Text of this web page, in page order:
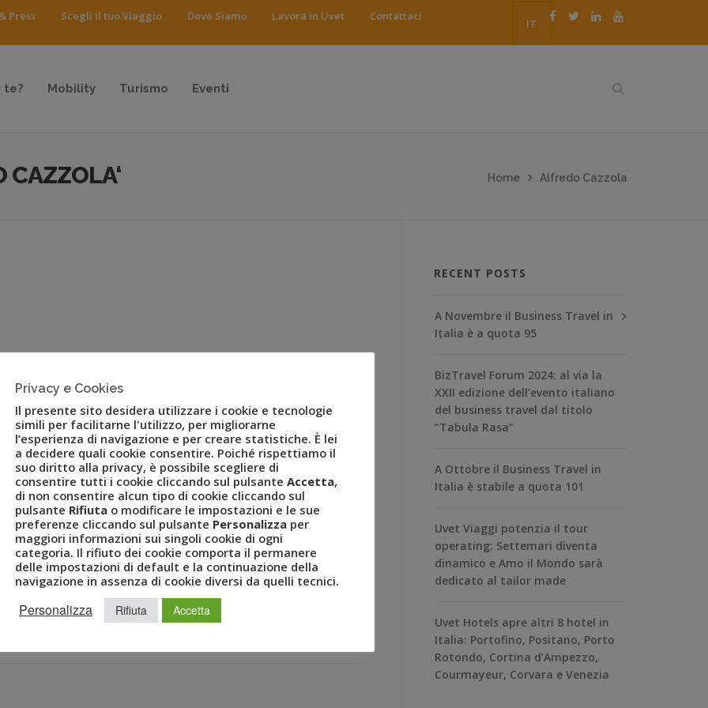
IT
Press Scegli il tuo Viaggio Dove Siamo Lavora in Uvet Contattaci
te? Mobility Turismo Eventi
CAZZOLA‘ Home Alfredo Cazzola
Promotor entrano a far
CONFTURISMO-CONFCOMMERCIO ECONOMETRICA,
,MOBILITÀ,MOBILITY MANAGEMENT,UVET
Studi Promotor entrano a far parte del Gruppo Uvet.
del Gruppo Uvet e presidente di Confturismo-
di Econometrica, in occasione della 27a conferenza
e […]
RECENT POSTS
A Novembre il Business Travel in
Italia è a quota 95
BizTravel Forum 2024: al via la
XXII edizione dell’evento italiano
del business travel dal titolo
“Tabula Rasa”
A Ottobre il Business Travel in
Italia è stabile a quota 101
Uvet Viaggi potenzia il tour
operating: Settemari diventa
dinamico e Amo il Mondo sarà
dedicato al tailor made
Uvet Hotels apre altri 8 hotel in
Italia: Portofino, Positano, Porto
Rotondo, Cortina d’Ampezzo,
Courmayeur, Corvara e Venezia
Privacy e Cookies
Il presente sito desidera utilizzare i cookie e tecnologie
simili per facilitarne l'utilizzo, per migliorarne
l’esperienza di navigazione e per creare statistiche. È lei
a decidere quali cookie consentire. Poiché rispettiamo il
suo diritto alla privacy, è possibile scegliere di
consentire tutti i cookie cliccando sul pulsante Accetta,
di non consentire alcun tipo di cookie cliccando sul
pulsante Rifiuta o modificare le impostazioni e le sue
preferenze cliccando sul pulsante Personalizza per
maggiori informazioni sui singoli cookie di ogni
categoria. Il rifiuto dei cookie comporta il permanere
delle impostazioni di default e la continuazione della
navigazione in assenza di cookie diversi da quelli tecnici.
Personalizza Rifiuta Accetta